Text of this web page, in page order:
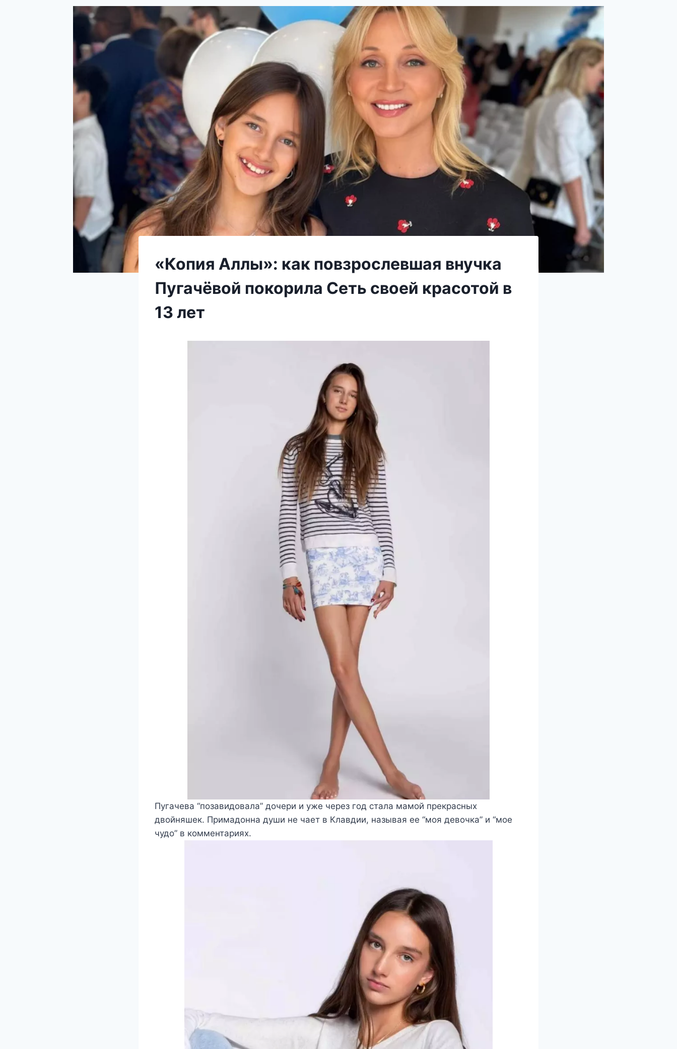
«Копия Аллы»: как повзрослевшая внучка
Пугачёвой покорила Сеть своей красотой в
13 лет
Пугачева “позавидовала” дочери и уже через год стала мамой прекрасных
двойняшек. Примадонна души не чает в Клавдии, называя ее “моя девочка” и “мое
чудо” в комментариях.